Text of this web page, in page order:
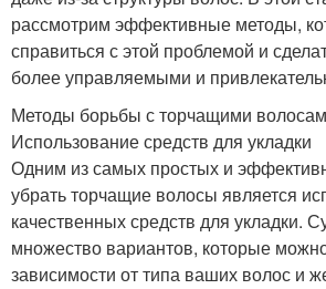
рассмотрим эффективные методы,
справиться с этой проблемой и
более управляемыми и
Методы борьбы с торчащими
Использование средств для укладки
Одним из самых простых и
убрать торчащие волосы является
качественных средств для укладки.
множество вариантов, которые
зависимости от типа ваших волос и